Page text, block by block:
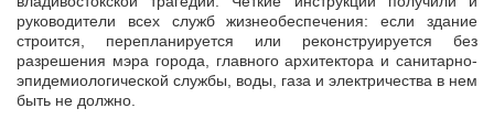
руководители всех служб жизнеобеспечения: если здание
строится, перепланируется или реконструируется без
разрешения мэра города, главного архитектора и санитарно-
эпидемиологической службы, воды, газа и электричества в нем
быть не должно.